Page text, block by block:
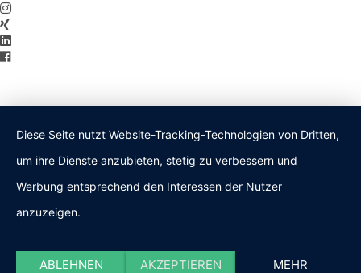
Diese Seite nutzt Website-Tracking-Technologien von Dritten,
um ihre Dienste anzubieten, stetig zu verbessern und
Werbung entsprechend den Interessen der Nutzer
anzuzeigen.
ABLEHNEN AKZEPTIEREN MEHR